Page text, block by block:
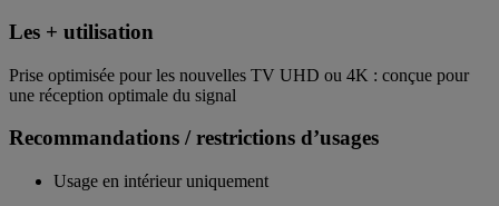
Les + utilisation
Prise optimisée pour les nouvelles TV UHD ou 4K : conçue pour
une réception optimale du signal
Recommandations / restrictions d’usages
Usage en intérieur uniquement